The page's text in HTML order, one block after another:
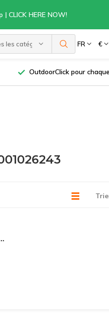
les catégories FR €
CLICK HERE NOW!
OutdoorClick pour